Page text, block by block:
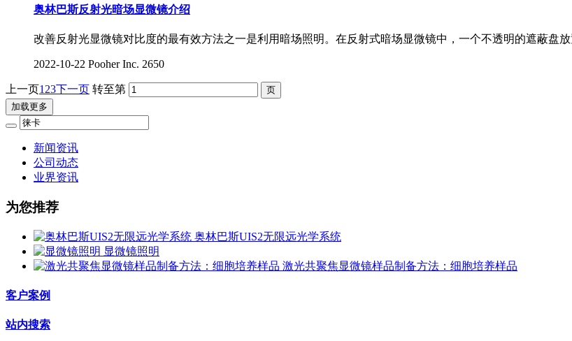
奥林巴斯反射光暗场显微镜介绍
改善反射光显微镜对比度的最有效方法之一是利用暗场照明。在反射式暗场显微镜中，一个不透明的遮蔽盘
2022-10-22 Pooher Inc. 2650
上一页1 23下一页 转至第
加载更多
新闻资讯
公司动态
业界资讯
为您推荐
奥林巴斯UIS2无限远光学系统
显微镜照明
激光共聚焦显微镜样品制备方法：细胞培养样品
客户案例
站内搜索